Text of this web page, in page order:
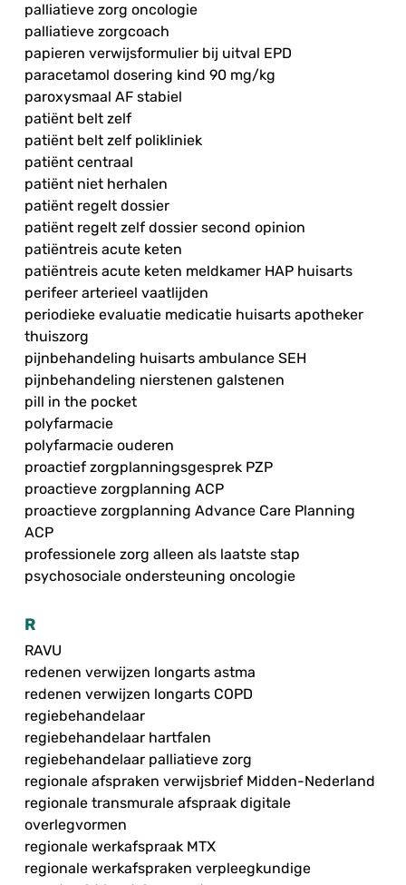
palliatieve zorg oncologie
palliatieve zorgcoach
papieren verwijsformulier bij uitval EPD
paracetamol dosering kind 90 mg/kg
paroxysmaal AF stabiel
patiënt belt zelf
patiënt belt zelf polikliniek
patiënt centraal
patiënt niet herhalen
patiënt regelt dossier
patiënt regelt zelf dossier second opinion
patiëntreis acute keten
patiëntreis acute keten meldkamer HAP huisarts
perifeer arterieel vaatlijden
periodieke evaluatie medicatie huisarts apotheker
thuiszorg
pijnbehandeling huisarts ambulance SEH
pijnbehandeling nierstenen galstenen
pill in the pocket
polyfarmacie
polyfarmacie ouderen
proactief zorgplanningsgesprek PZP
proactieve zorgplanning ACP
proactieve zorgplanning Advance Care Planning
ACP
professionele zorg alleen als laatste stap
psychosociale ondersteuning oncologie
R
RAVU
redenen verwijzen longarts astma
redenen verwijzen longarts COPD
regiebehandelaar
regiebehandelaar hartfalen
regiebehandelaar palliatieve zorg
regionale afspraken verwijsbrief Midden-Nederland
regionale transmurale afspraak digitale
overlegvormen
regionale werkafspraak MTX
regionale werkafspraken verpleegkundige